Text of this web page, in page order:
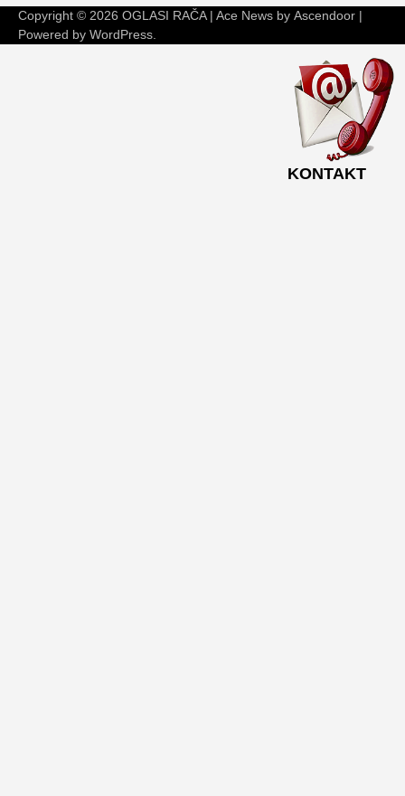
Copyright © 2026 OGLASI RAČA| Ace News by Ascendoor |
Powered by WordPress
KONTAKT